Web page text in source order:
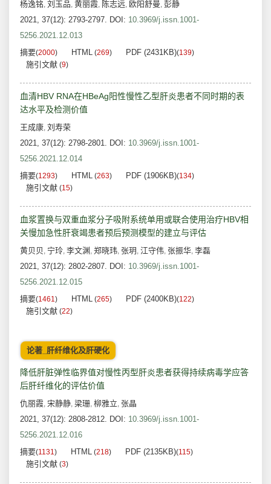
杨逸铭, 刘玉品, 黄丽霞, 陈志远, 欧阳舒曼, 彭静
2021, 37(12): 2793-2797. DOI: 10.3969/j.issn.1001-
5256.2021.12.013
摘要(2000) HTML (269) PDF (2431KB)(139)
施引文献 (9)
血清HBV RNA在HBeAg阳性慢性乙型肝炎患者不同时期的表
达水平及检测价值
王成康, 刘寿荣
2021, 37(12): 2798-2801. DOI: 10.3969/j.issn.1001-
5256.2021.12.014
摘要(1293) HTML (263) PDF (1906KB)(134)
施引文献 (15)
血浆置换与双重血浆分子吸附系统单用或联合使用治疗HBV相
关慢加急性肝衰竭患者预后预测模型的建立与评估
黄贝贝 , 宁玲, 李文渊 , 郑晓玮, 张玥 , 江守伟, 张振华, 李磊
2021, 37(12): 2802-2807. DOI: 10.3969/j.issn.1001-
5256.2021.12.015
摘要(1461) HTML (265) PDF (2400KB)(122)
施引文献 (22)
论著_肝纤维化及肝硬化
降低肝脏弹性临界值对慢性丙型肝炎患者获得持续病毒学应答
后肝纤维化的评估价值
仇丽霞, 宋静静, 梁珊, 柳雅立, 张晶
2021, 37(12): 2808-2812. DOI: 10.3969/j.issn.1001-
5256.2021.12.016
摘要(1131) HTML (218) PDF (2135KB)(115)
施引文献 (3)